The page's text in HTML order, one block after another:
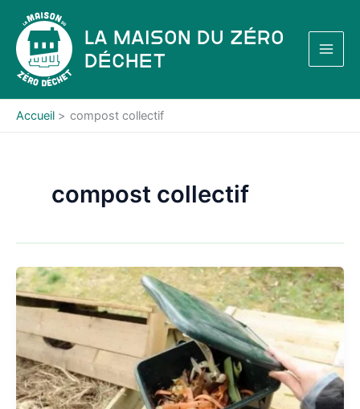
contenu
La Maison du Zéro
Déchet
Accueil compost collectif
compost collectif